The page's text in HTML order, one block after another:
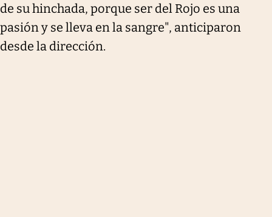
de su hinchada, porque ser del Rojo es una
pasión y se lleva en la sangre", anticiparon
desde la dirección.